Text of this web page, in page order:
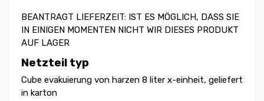
BEANTRAGT LIEFERZEIT: IST ES MÖGLICH, DASS SIE
IN EINIGEN MOMENTEN NICHT WIR DIESES PRODUKT
AUF LAGER
Netzteil typ
Cube evakuierung von harzen 8 liter x-einheit, geliefert
in karton